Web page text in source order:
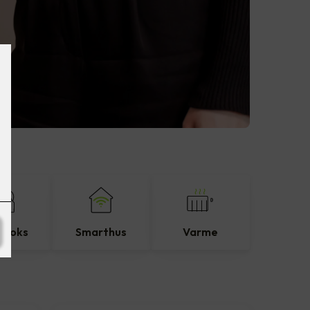
Smarthus Varme